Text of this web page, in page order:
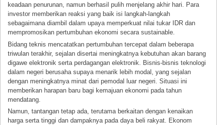
keadaan penurunan, namun berhasil pulih menjelang akhir hari. Para
investor memberikan reaksi yang baik isi langkah-langkah
sebagaimana diambil dalam upaya memperkuat nilai tukar IDR dan
mempromosikan pertumbuhan ekonomi secara sustainable.
Bidang teknis mencatatkan pertumbuhan tercepat dalam beberapa
triwulan terakhir, sejalan disertai meningkatnya kebutuhan akan barang
digawe elektronik serta perdagangan elektronik. Bisnis-bisnis teknologi
dalam negeri berusaha supaya menarik lebih modal, yang sejalan
dengan meningkatnya minat dari pemodal luar negeri. Situasi ini
memberikan harapan baru bagi kemajuan ekonomi pada tahun
mendatang.
Namun, tantangan tetap ada, terutama berkaitan dengan kenaikan
harga serta tinggi dan dampaknya pada daya beli rakyat. Ekonom